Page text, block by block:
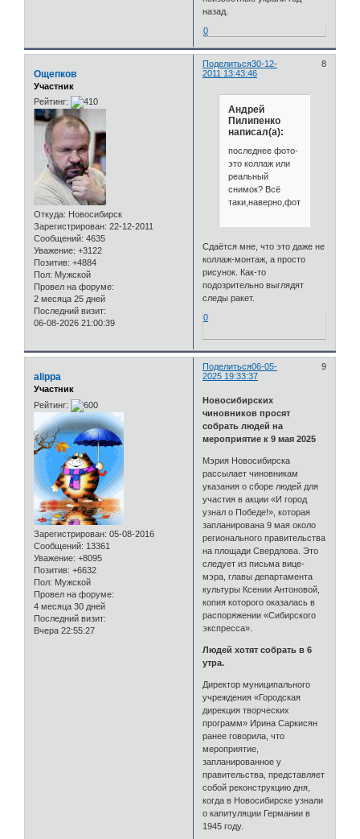
назад.
0
Поделиться 8
30-12-
2011 13:43:46
Ощепков
Участник
Рейтинг:
Откуда: Новосибирск
Зарегистрирован: 22-12-2011
Сообщений: 4635
Уважение: +3122
Позитив: +4884
Пол: Мужской
Провел на форуме:
2 месяца 25 дней
Последний визит:
06-08-2026 21:00:39
Андрей
Пилипенко
написал(а):
последнее фото-
это коллаж или
реальный
снимок? Всё
таки,наверно,фотомонтаж,а?
Сдаётся мне, что это даже не
коллаж-монтаж, а просто
рисунок. Как-то
подозрительно выглядят
следы ракет.
0
Поделиться 9
06-05-
2025 19:33:37
alippa
Участник
Рейтинг:
Зарегистрирован: 05-08-2016
Сообщений: 13361
Уважение: +8095
Позитив: +6632
Пол: Мужской
Провел на форуме:
4 месяца 30 дней
Последний визит:
Вчера 22:55:27
Новосибирских
чиновников просят
собрать людей на
мероприятие к 9 мая 2025
Мэрия Новосибирска
рассылает чиновникам
указания о сборе людей для
участия в акции «И город
узнал о Победе!», которая
запланирована 9 мая около
регионального правительства
на площади Свердлова. Это
следует из письма вице-
мэра, главы департамента
культуры Ксении Антоновой,
копия которого оказалась в
распоряжении «Сибирского
экспресса».
Людей хотят собрать в 6
утра.
Директор муниципального
учреждения «Городская
дирекция творческих
программ» Ирина Саркисян
ранее говорила, что
мероприятие,
запланированное у
правительства, представляет
собой реконструкцию дня,
когда в Новосибирске узнали
о капитуляции Германии в
1945 году.